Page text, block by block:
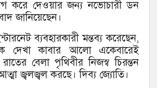
করে দেওয়ার জন্য নভোচারী ডন
জানিয়েছেন।
ব্যবহারকারী মন্তব্য করেছেন,
দেখা কাবার আলো একেবারেই
বেলা পৃথিবীর নিজস্ব চিরন্তন
জ্বলজ্বল করছে। দিব্য জ্যোতি।